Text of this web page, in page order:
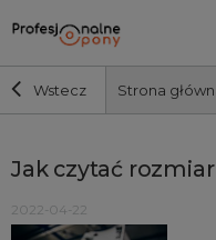
Wstecz Strona
Szerokość i profil
Średnica
Jak czytać
2022-04-22